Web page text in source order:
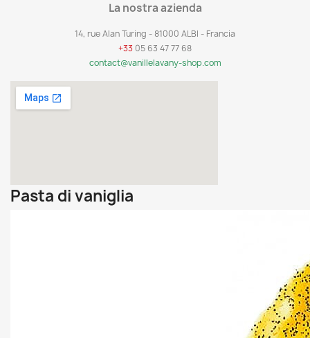
La nostra azienda
14, rue Alan Turing - 81000 ALBI - Francia
+33 05 63 47 77 68
contact@vanillelavany-shop.com
Pasta di vaniglia